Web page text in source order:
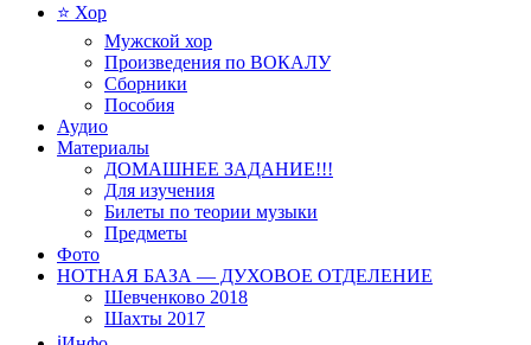
⭐ Хор
Мужской хор
Произведения по ВОКАЛУ
Сборники
Пособия
Аудио
Материалы
ДОМАШНЕЕ ЗАДАНИЕ!!!
Для изучения
Билеты по теории музыки
Предметы
Фото
НОТНАЯ БАЗА — ДУХОВОЕ ОТДЕЛЕНИЕ
Шевченково 2018
Шахты 2017